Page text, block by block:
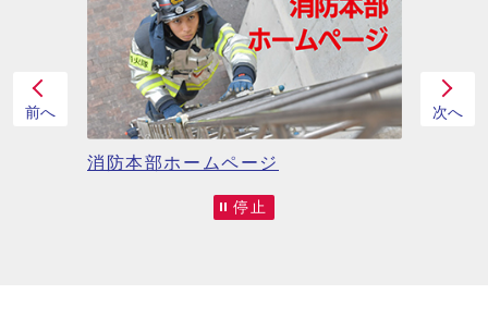
前へ
消防本部ホームページ
次へ
停止